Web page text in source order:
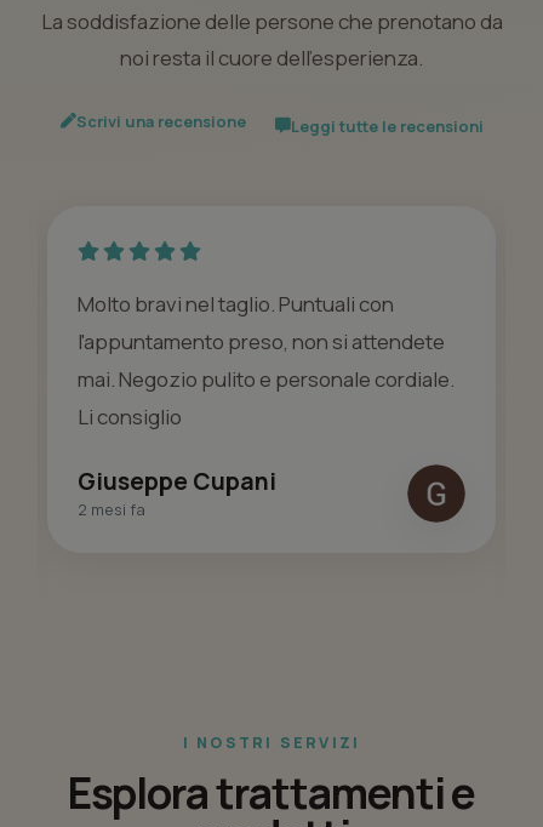
La soddisfazione delle persone che prenotano da
noi resta il cuore dell’esperienza.
Scrivi una recensione Leggi tutte le recensioni
Molto bravi nel taglio. Puntuali con
l'appuntamento preso, non si attendete
mai. Negozio pulito e personale cordiale.
Li consiglio
Giuseppe Cupani
2 mesi fa
I NOSTRI SERVIZI
Esplora trattamenti e